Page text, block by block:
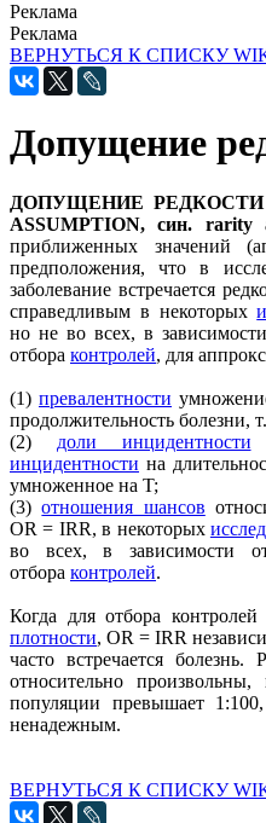
Реклама
Реклама
ВЕРНУТЬСЯ К СПИСКУ
Допущение
ДОПУЩЕНИЕ РЕДКОСТИ
ASSUMPTION, син. rarity
приближенных значений
предположения, что в
заболевание встречается
справедливым в некоторых
но не во всех, в
отбора контролей, для
(1) превалентности
продолжительность болезни,
(2) доли инцидентности
инцидентности на
умноженное на T;
(3)отношения шансов
OR = IRR, в некоторых
во всех, в зависимости
отбора контролей.
Когда для отбора
плотности, OR = IRR
часто встречается
относительно
популяции превышает
ненадежным.
ВЕРНУТЬСЯ К СПИСКУ